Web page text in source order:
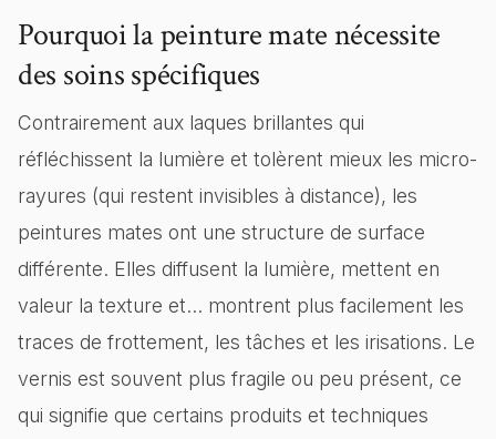
Pourquoi la peinture mate nécessite
des soins spécifiques
Contrairement aux laques brillantes qui
réfléchissent la lumière et tolèrent mieux les micro-
rayures (qui restent invisibles à distance), les
peintures mates ont une structure de surface
différente. Elles diffusent la lumière, mettent en
valeur la texture et... montrent plus facilement les
traces de frottement, les tâches et les irisations. Le
vernis est souvent plus fragile ou peu présent, ce
qui signifie que certains produits et techniques